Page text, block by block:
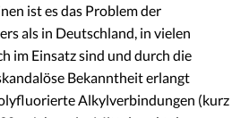
ist es das Problem der
als in Deutschland, in vielen
im Einsatz sind und durch die
Bekanntheit erlangt
Alkylverbindungen (kurz